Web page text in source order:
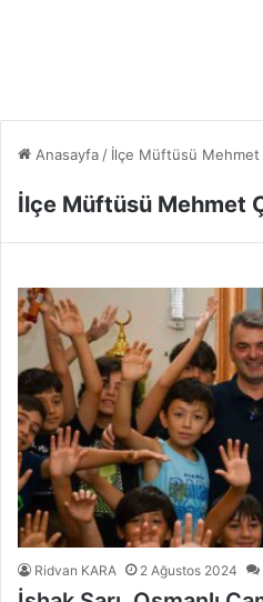
Anasayfa / İlçe Müftüsü Mehmet
İlçe Müftüsü Mehmet
Ridvan KARA 2 Ağustos 2024